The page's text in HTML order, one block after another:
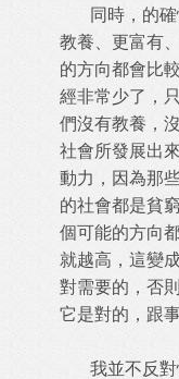
同時，的確
教養、更富有
的方向都會比
經非常少了，
們沒有教養，
社會所發展出
動力，因為那
的社會都是貧
個可能的方向
就越高，這變
對需要的，否
它是對的，跟
我並不反對